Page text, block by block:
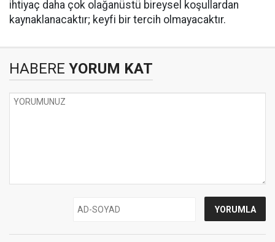
ihtiyaç daha çok olağanüstü bireysel koşullardan
kaynaklanacaktır; keyfi bir tercih olmayacaktır.
HABERE YORUM KAT